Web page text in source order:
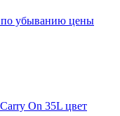
по убыванию цены